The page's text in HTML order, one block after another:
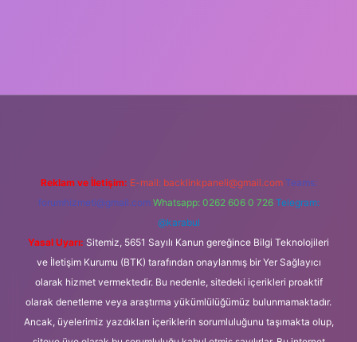
Reklam ve İletişim: E-mail: backlinkpaneli@gmail.com Teams:
forumhizmeti@gmail.com Whatsapp: 0262 606 0 726 Telegram:
@karabul
Yasal Uyarı: Sitemiz, 5651 Sayılı Kanun gereğince Bilgi Teknolojileri
ve İletişim Kurumu (BTK) tarafından onaylanmış bir Yer Sağlayıcı
olarak hizmet vermektedir. Bu nedenle, sitedeki içerikleri proaktif
olarak denetleme veya araştırma yükümlülüğümüz bulunmamaktadır.
Ancak, üyelerimiz yazdıkları içeriklerin sorumluluğunu taşımakta olup,